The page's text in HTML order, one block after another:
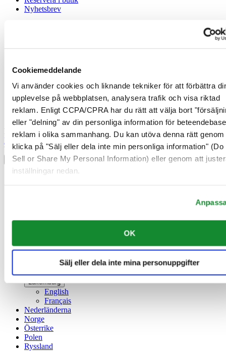
Cookiemeddelande
Vi använder cookies och liknande tekniker för att förbättra
upplevelse på webbplatsen, analysera trafik och visa riktad
reklam. Enligt CCPA/CPRA har du rätt att välja bort
eller "delning" av din personliga information för
reklam i olika sammanhang. Du kan utöva denna rätt genom
klicka på "Sälj eller dela inte min personliga information" (Do
Sell or Share My Personal Information) eller genom att
inställningar nedan.
OK
Sälj eller dela inte mina personuppgifter
Nyhetsbrev
Cookiemeddelande
Ångerrätt / Frånträde av avtal
Gå med i Certina Klubben
Registrera dig för att få exklusiv information
Bli medlem
Välj land/region
Språkväljare
English
简体中文
Luxemburg
English
Français
Nederländerna
Norge
Österrike
Polen
Ryssland